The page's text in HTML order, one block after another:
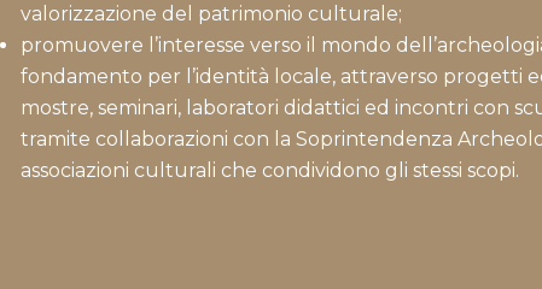
valorizzazione del patrimonio culturale;
promuovere l’interesse verso il mondo
fondamento per l’identità locale, attraverso progetti
mostre, seminari, laboratori didattici ed incontri con
tramite collaborazioni con la Soprintendenza
associazioni culturali che condividono gli stessi scopi.